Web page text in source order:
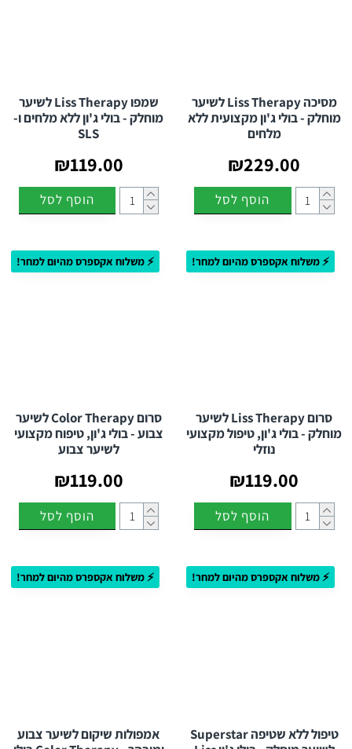
מסיכה Liss Therapy לשיער
מוחלק - בולי ג'ון מקצועית ללא
מלחים
₪229.00
הוסף לסל
שמפו Liss Therapy לשיער
מוחלק - בולי ג'ון ללא מלחים ו-
SLS
₪119.00
הוסף לסל
⚡ משלוח אקספרס מהיום למחר!
סרום Liss Therapy לשיער
מוחלק - בולי ג'ון, טיפול מקצועי
נוזלי
₪119.00
הוסף לסל
⚡ משלוח אקספרס מהיום למחר!
סרום Color Therapy לשיער
צבוע - בולי ג'ון, טיפוח מקצועי
לשיער צבוע
₪119.00
הוסף לסל
⚡ משלוח אקספרס מהיום למחר!
טיפול ללא שטיפה Superstar
⚡ משלוח אקספרס מהיום למחר!
אמפולות שיקום לשיער צבוע